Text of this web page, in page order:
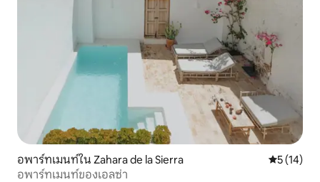
อพาร์ทเมนท์ใน Zahara de la Sierra คะแนนเฉลี่
5 (14)
อพาร์ทเมนท์ของเอลซ่า